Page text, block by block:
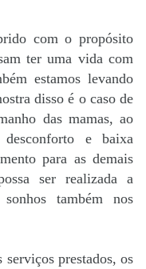
com o propósito
ter uma vida com
estamos levando
disso é o caso de
das mamas, ao
e baixa
para as demais
ser realizada a
também nos
serviços prestados, os